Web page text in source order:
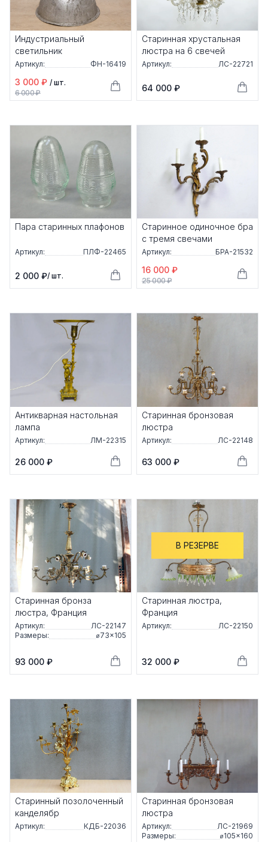
Индустриальный
светильник
Артикул: ФН-16419
3 000 ₽ / шт.
6 000 ₽
Старинная хрустальная
люстра на 6 свечей
Артикул: ЛС-22721
64 000 ₽
Пара старинных плафонов
Артикул: ПЛФ-22465
2 000 ₽/ шт.
Старинное одиночное бра
с тремя свечами
Артикул: БРА-21532
16 000 ₽
25 000 ₽
Антикварная настольная
лампа
Артикул: ЛМ-22315
26 000 ₽
Старинная бронзовая
люстра
Артикул: ЛС-22148
63 000 ₽
Старинная бронза
люстра, Франция
Артикул:
ЛС-22147
Размеры:
⌀73×105
93 000 ₽
В РЕЗЕРВЕ
Старинная люстра,
Франция
Артикул: ЛС-22150
32 000 ₽
Старинный позолоченный
канделябр
Артикул: КДБ-22036
Старинная бронзовая
люстра
Артикул:
ЛС-21969
Размеры:
⌀105×160